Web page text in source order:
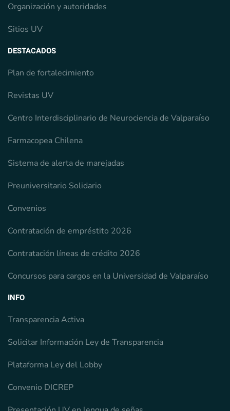
Organización y autoridades
Sitios UV
DESTACADOS
Plan de fortalecimiento
Revistas UV
Centro Interdisciplinario de Neurociencia de Valparaíso
Farmacopea Chilena
Sistema de alerta de marejadas
Preuniversitario Solidario
Convenios
Contratación de empréstito 2026
Contratación líneas de crédito 2026
Concursos para cargos en la Universidad de Valparaíso
INFO
Transparencia Activa
Solicitar Información Ley de Transparencia
Plataforma Ley del Lobby
Convenio DICREP